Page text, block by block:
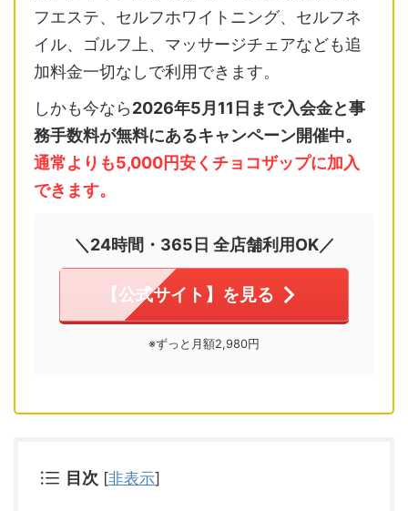
フエステ、セルフホワイトニング、セルフネ
イル、ゴルフ上、マッサージチェアなども追
加料金一切なしで利用できます。
しかも今なら2026年5月11日まで入会金と事
務手数料が無料にあるキャンペーン開催中。
通常よりも5,000円安くチョコザップに加入
できます。
＼24時間・365日 全店舗利用OK／
【公式サイト】を見る
※ずっと月額2,980円
目次 [非表示]